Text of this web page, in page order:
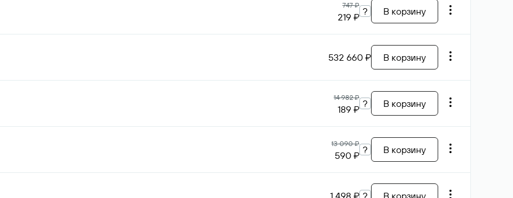
747 ₽
219 ₽ ? В корзину
532 660 ₽ В корзину
14 982 ₽
189 ₽ ? В корзину
13 090 ₽
590 ₽ ? В корзину
1 498 ₽ ? В корзину